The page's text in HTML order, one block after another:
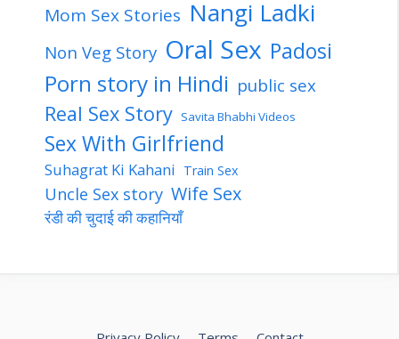
Mom Sex Stories Nangi Ladki
Non Veg Story Oral Sex Padosi
Porn story in Hindi public sex
Real Sex Story Savita Bhabhi Videos
Sex With Girlfriend
Suhagrat Ki Kahani Train Sex
Uncle Sex story Wife Sex
रंडी की चुदाई की कहानियाँ